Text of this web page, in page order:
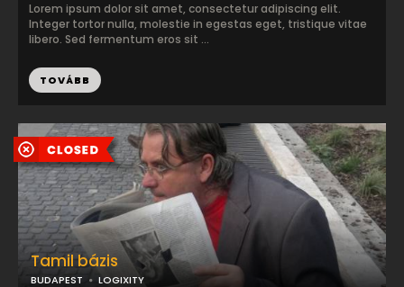
Tamil bázis
BUDAPEST LOGIXITY
Lorem ipsum dolor sit amet, consectetur adipiscing elit.
Integer tortor nulla, molestie in egestas eget, tristique vitae
libero. Sed fermentum eros sit ...
TOVÁBB